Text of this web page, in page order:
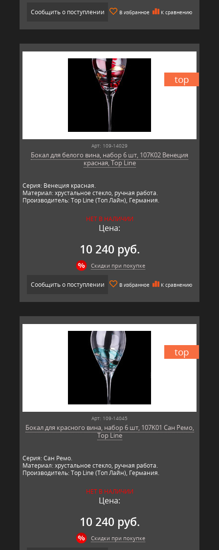
Сообщить о поступлении В избранное К сравнению
top
Арт: 109-14029
Бокал для белого вина, набор 6 шт, 107K02 Венеция
красная, Top Line
Серия: Венеция красная.
Материал: хрустальное стекло, ручная работа.
Производитель: Top Line (Топ Лайн), Германия.
НЕТ В НАЛИЧИИ
Цена:
10 240 руб.
Скидки при покупке
Сообщить о поступлении В избранное К сравнению
top
Арт: 109-14045
Бокал для красного вина, набор 6 шт, 107K01 Сан Ремо,
Top Line
Серия: Сан Ремо.
Материал: хрустальное стекло, ручная работа.
Производитель: Top Line (Топ Лайн), Германия.
НЕТ В НАЛИЧИИ
Цена:
10 240 руб.
Скидки при покупке